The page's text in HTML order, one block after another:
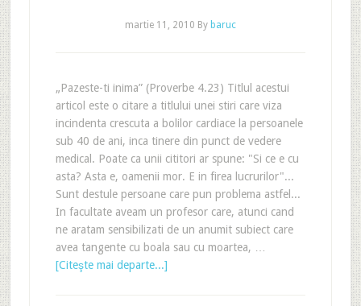
martie 11, 2010 By baruc
„Pazeste-ti inima” (Proverbe 4.23) Titlul acestui
articol este o citare a titlului unei stiri care viza
incindenta crescuta a bolilor cardiace la persoanele
sub 40 de ani, inca tinere din punct de vedere
medical. Poate ca unii cititori ar spune: "Si ce e cu
asta? Asta e, oamenii mor. E in firea lucrurilor"...
Sunt destule persoane care pun problema astfel...
In facultate aveam un profesor care, atunci cand
ne aratam sensibilizati de un anumit subiect care
avea tangente cu boala sau cu moartea, …
[Citeşte mai departe...]